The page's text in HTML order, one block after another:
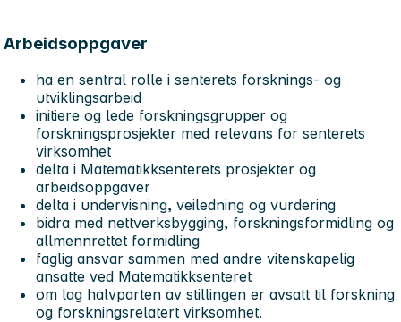
Arbeidsoppgaver
ha en sentral rolle i senterets forsknings- og
utviklingsarbeid
initiere og lede forskningsgrupper og
forskningsprosjekter med relevans for senterets
virksomhet
delta i Matematikksenterets prosjekter og
arbeidsoppgaver
delta i undervisning, veiledning og vurdering
bidra med nettverksbygging, forskningsformidling og
allmennrettet formidling
faglig ansvar sammen med andre vitenskapelig
ansatte ved Matematikksenteret
om lag halvparten av stillingen er avsatt til forskning
og forskningsrelatert virksomhet.